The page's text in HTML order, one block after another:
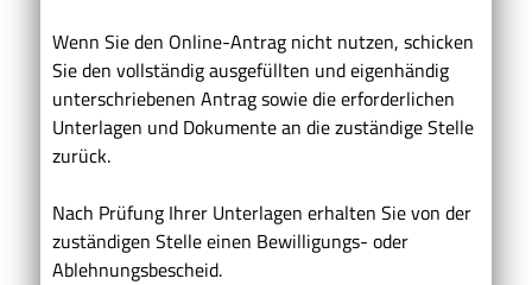
Wenn Sie den Online-Antrag nicht nutzen, schicken
Sie den vollständig ausgefüllten und eigenhändig
unterschriebenen Antrag sowie die erforderlichen
Unterlagen und Dokumente an die zuständige Stelle
zurück.
Nach Prüfung Ihrer Unterlagen erhalten Sie von der
zuständigen Stelle einen Bewilligungs- oder
Ablehnungsbescheid.